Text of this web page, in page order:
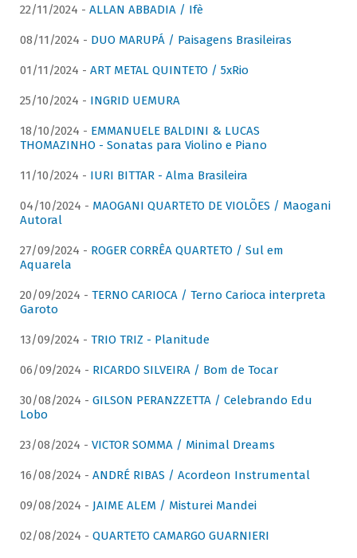
22/11/2024 - ALLAN ABBADIA / Ifè
08/11/2024 - DUO MARUPÁ / Paisagens Brasileiras
01/11/2024 - ART METAL QUINTETO / 5xRio
25/10/2024 - INGRID UEMURA
18/10/2024 - EMMANUELE BALDINI & LUCAS
THOMAZINHO - Sonatas para Violino e Piano
11/10/2024 - IURI BITTAR - Alma Brasileira
04/10/2024 - MAOGANI QUARTETO DE VIOLÕES / Maogani
Autoral
27/09/2024 - ROGER CORRÊA QUARTETO / Sul em
Aquarela
20/09/2024 - TERNO CARIOCA / Terno Carioca interpreta
Garoto
13/09/2024 - TRIO TRIZ - Planitude
06/09/2024 - RICARDO SILVEIRA / Bom de Tocar
30/08/2024 - GILSON PERANZZETTA / Celebrando Edu
Lobo
23/08/2024 - VICTOR SOMMA / Minimal Dreams
16/08/2024 - ANDRÉ RIBAS / Acordeon Instrumental
09/08/2024 - JAIME ALEM / Misturei Mandei
02/08/2024 - QUARTETO CAMARGO GUARNIERI